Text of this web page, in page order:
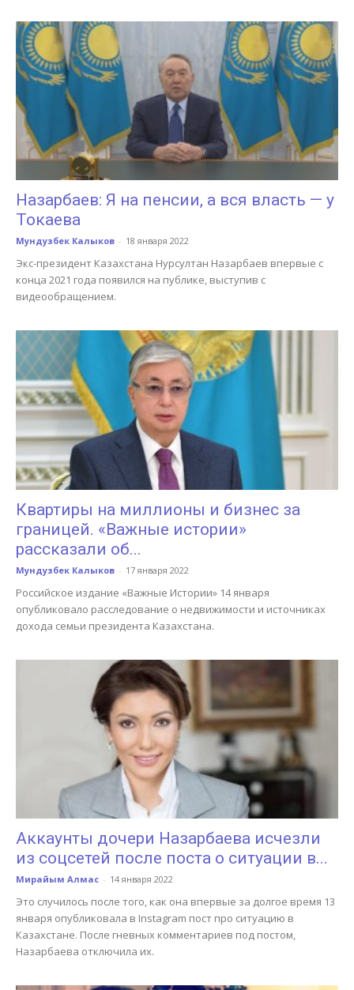
Назарбаев: Я на пенсии, а вся власть — у
Токаева
Мундузбек Калыков - 18 января 2022
Экс-президент Казахстана Нурсултан Назарбаев впервые с
конца 2021 года появился на публике, выступив с
видеообращением.
Квартиры на миллионы и бизнес за
границей. «Важные истории»
рассказали об...
Мундузбек Калыков - 17 января 2022
Российское издание «Важные Истории» 14 января
опубликовало расследование о недвижимости и источниках
дохода семьи президента Казахстана.
Аккаунты дочери Назарбаева исчезли
из соцсетей после поста о ситуации в...
Мирайым Алмас - 14 января 2022
Это случилось после того, как она впервые за долгое время 13
января опубликовала в Instagram пост про ситуацию в
Казахстане. После гневных комментариев под постом,
Назарбаева отключила их.